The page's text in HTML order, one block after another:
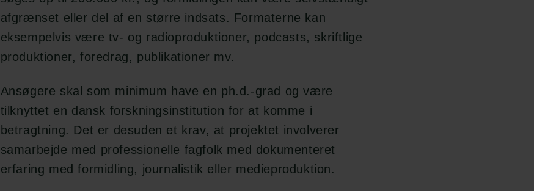
afgrænset eller del af en større indsats. Formaterne kan
eksempelvis være tv- og radioproduktioner, podcasts, skriftlige
produktioner, foredrag, publikationer mv.
Ansøgere skal som minimum have en ph.d.-grad og være
tilknyttet en dansk forskningsinstitution for at komme i
betragtning. Det er desuden et krav, at projektet involverer
samarbejde med professionelle fagfolk med dokumenteret
erfaring med formidling, journalistik eller medieproduktion.